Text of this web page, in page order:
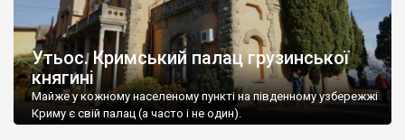
Утьос. Кримський палац грузинської
княгині
Майже у кожному населеному пункті на південному узбережжі
Криму є свій палац (а часто і не один).